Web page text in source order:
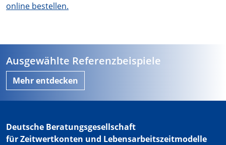
online bestellen.
Ausgewählte Referenzbeispiele
Mehr entdecken
Deutsche Beratungsgesellschaft
für Zeitwertkonten und Lebensarbeitszeitmodelle